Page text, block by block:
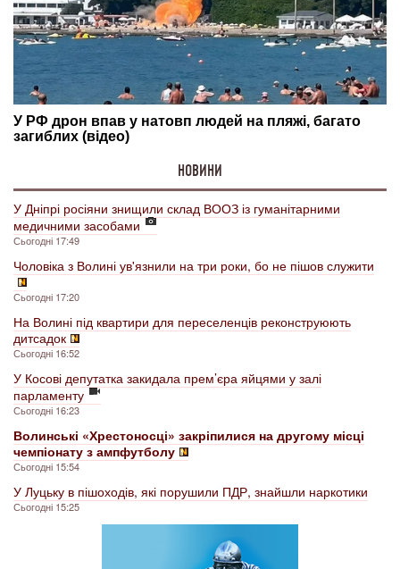
НОВИНИ
У Дніпрі росіяни знищили склад ВООЗ із гуманітарними
медичними засобами
Сьогодні 17:49
Чоловіка з Волині ув'язнили на три роки, бо не пішов служити
Сьогодні 17:20
На Волині під квартири для переселенців реконструюють
дитсадок
Сьогодні 16:52
У Косові депутатка закидала прем’єра яйцями у залі
парламенту
Сьогодні 16:23
Волинські «Хрестоносці» закріпилися на другому місці
чемпіонату з ампфутболу
Сьогодні 15:54
У Луцьку в пішоходів, які порушили ПДР, знайшли наркотики
Сьогодні 15:25